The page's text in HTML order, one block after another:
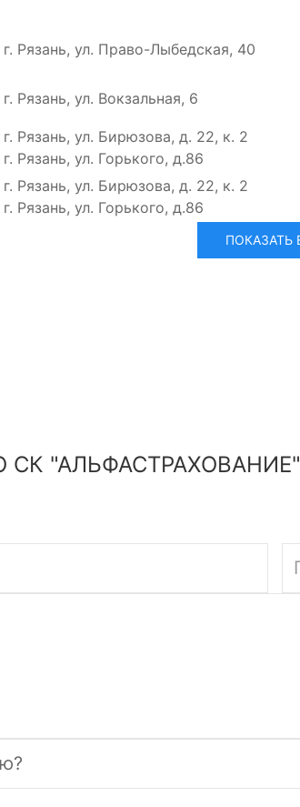
г. Рязань, ул. Право-Лыбедская, 40
г. Рязань, ул. Вокзальная, 6
г. Рязань, ул. Бирюзова, д. 22, к. 2
г. Рязань, ул. Горького, д.86
г. Рязань, ул. Бирюзова, д. 22, к. 2
г. Рязань, ул. Горького, д.86
"АЛЬФАСТРАХОВАНИЕ"